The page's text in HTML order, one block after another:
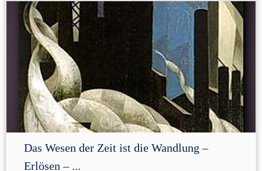
Das Wesen der Zeit ist die Wandlung –
Erlösen – ...